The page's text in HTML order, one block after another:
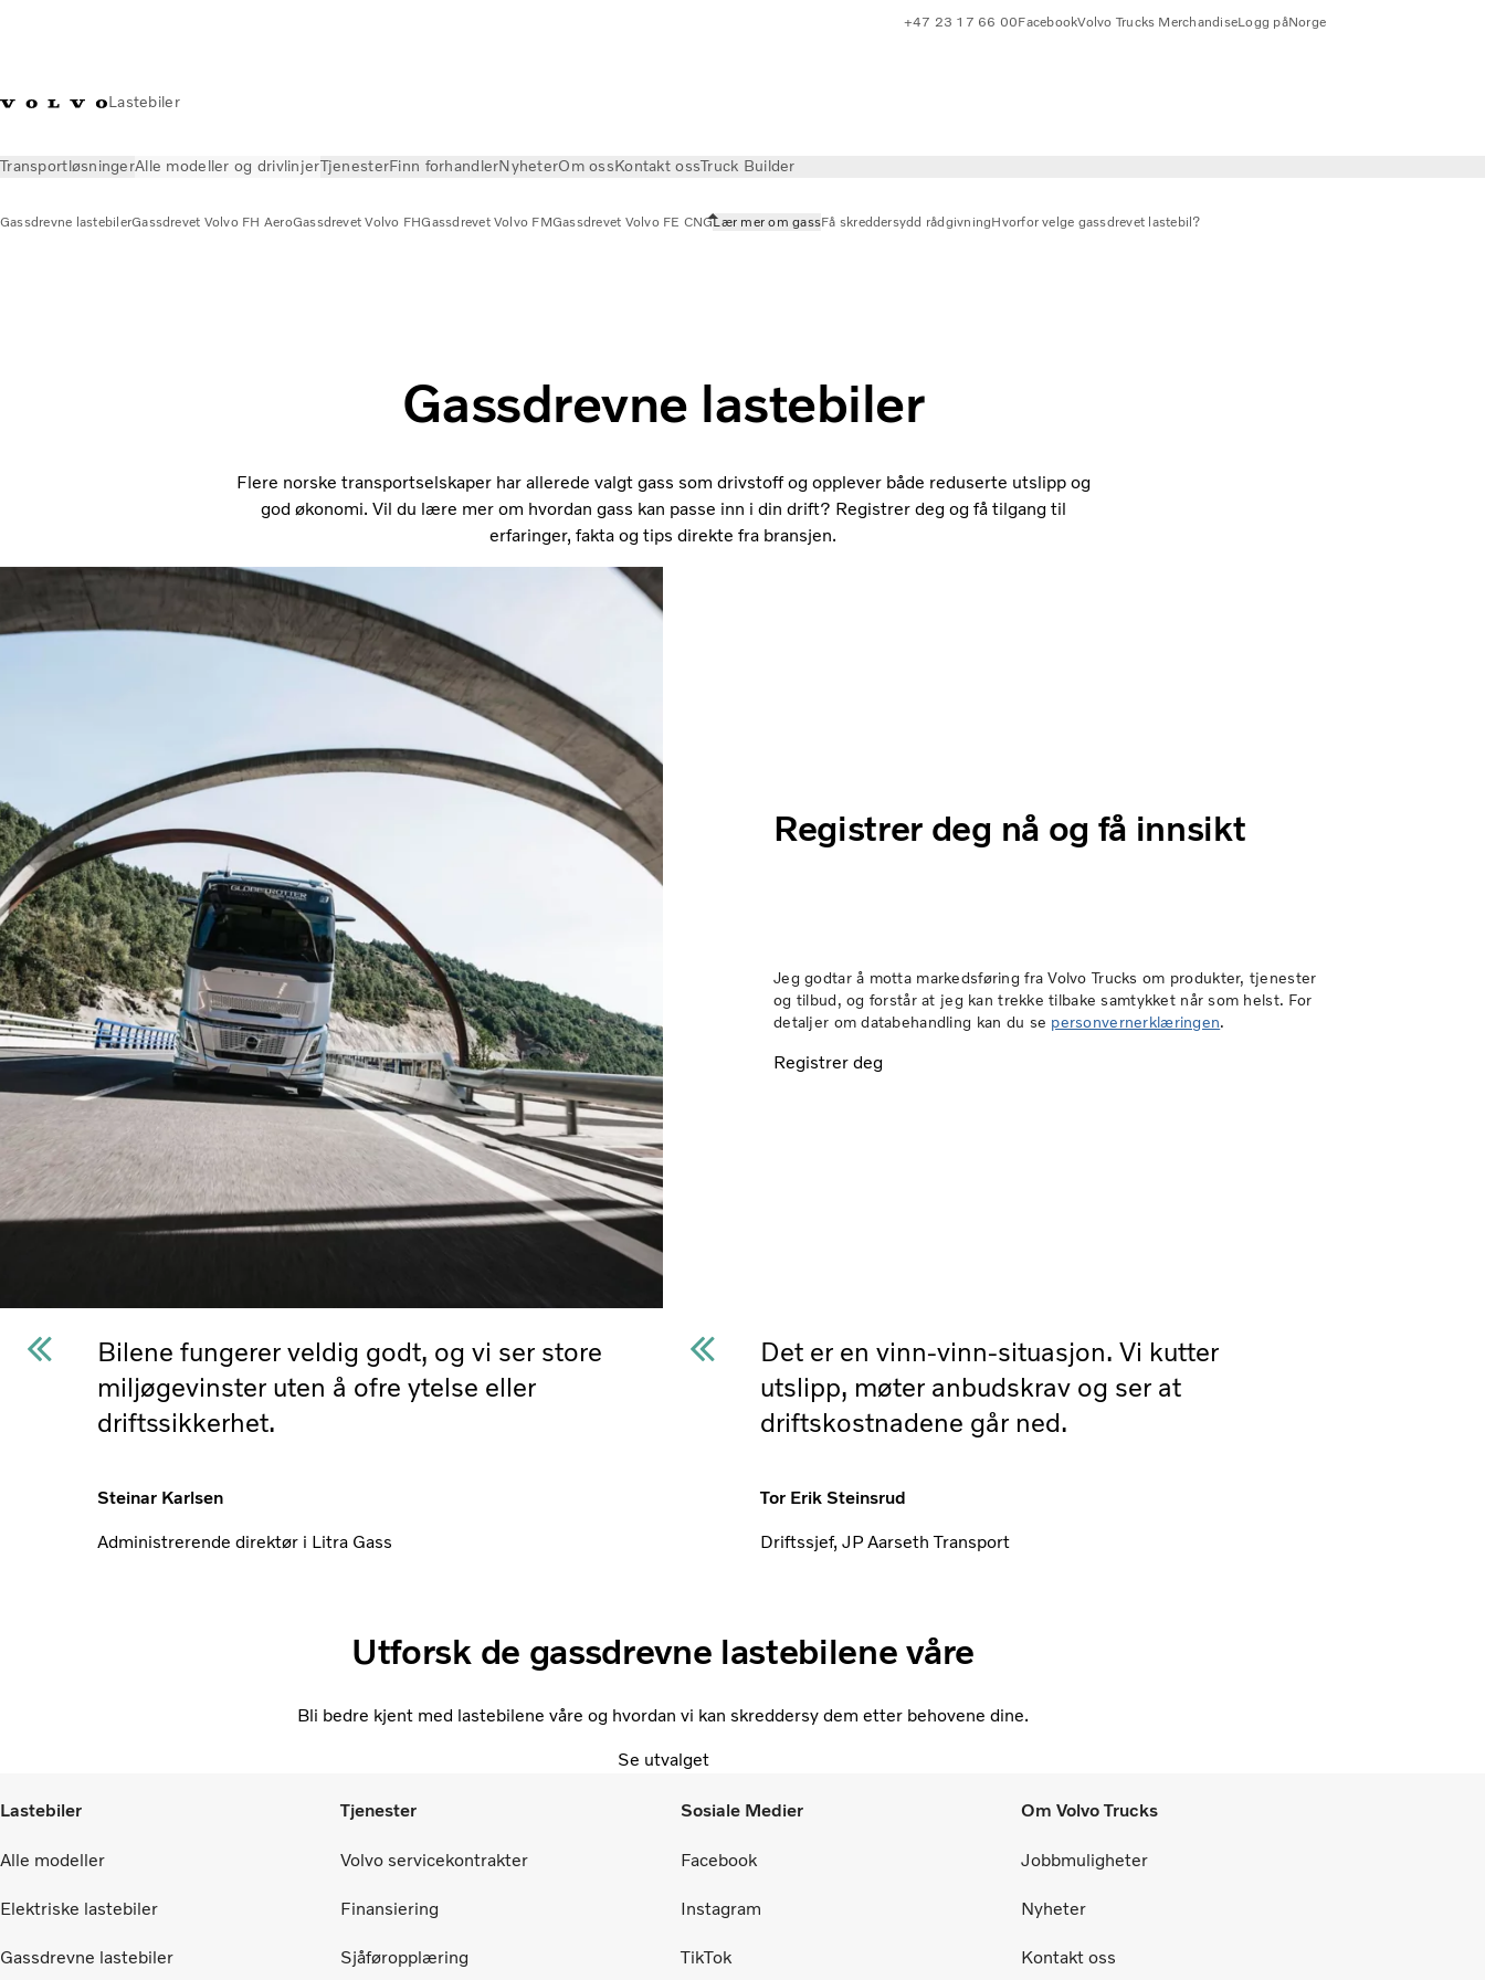
Lastebiler
+47 23 17 66 00FacebookVolvo Trucks MerchandiseLogg påNorge
TransportløsningerAlle modeller og drivlinjerTjenesterFinn forhandlerNyheterOm ossKontakt ossTruck Builder
Gassdrevne lastebilerGassdrevet Volvo FH AeroGassdrevet Volvo FHGassdrevet Volvo FMGassdrevet Volvo FE CNGLær mer om gassFå skreddersydd rådgivningHvorfor velge gassdrevet lastebil?
Gassdrevne lastebiler
Flere norske transportselskaper har allerede valgt gass som drivstoff og opplever både reduserte utslipp og
god økonomi. Vil du lære mer om hvordan gass kan passe inn i din drift? Registrer deg og få tilgang til
erfaringer, fakta og tips direkte fra bransjen.
Registrer deg nå og få innsikt
Jeg godtar å motta markedsføring fra Volvo Trucks om produkter, tjenester
og tilbud, og forstår at jeg kan trekke tilbake samtykket når som helst. For
detaljer om databehandling kan du se personvernerklæringen.
Registrer deg
Bilene fungerer veldig godt, og vi ser store
miljøgevinster uten å ofre ytelse eller
driftssikkerhet.
Steinar Karlsen
Administrerende direktør i Litra Gass
Det er en vinn-vinn-situasjon. Vi kutter
utslipp, møter anbudskrav og ser at
driftskostnadene går ned.
Tor Erik Steinsrud
Driftssjef, JP Aarseth Transport
Utforsk de gassdrevne lastebilene våre
Bli bedre kjent med lastebilene våre og hvordan vi kan skreddersy dem etter behovene dine.
Se utvalget
Lastebiler
Alle modeller
Elektriske lastebiler
Gassdrevne lastebiler
Tjenester
Volvo servicekontrakter
Finansiering
Sjåføropplæring
Sosiale Medier
Facebook
Instagram
TikTok
Om Volvo Trucks
Jobbmuligheter
Nyheter
Kontakt oss